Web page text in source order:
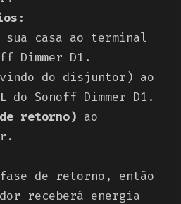
:
sua casa ao terminal
Dimmer D1.
do disjuntor) ao
L do Sonoff Dimmer D1.
retorno) ao
de retorno, então
receberá energia